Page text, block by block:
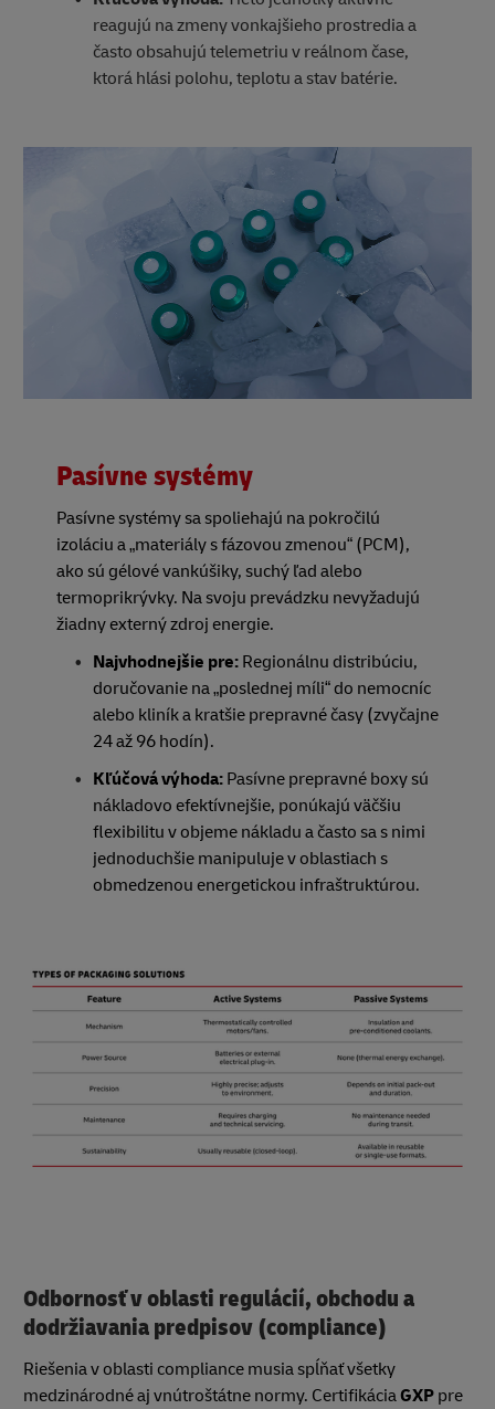
reagujú na zmeny vonkajšieho prostredia a
často obsahujú telemetriu v reálnom čase,
ktorá hlási polohu, teplotu a stav batérie.
Pasívne systémy
Pasívne systémy sa spoliehajú na pokročilú
izoláciu a „materiály s fázovou zmenou“ (PCM),
ako sú gélové vankúšiky, suchý ľad alebo
termoprikrývky. Na svoju prevádzku nevyžadujú
žiadny externý zdroj energie.
Najvhodnejšie pre:Regionálnu distribúciu,
doručovanie na „poslednej míli“ do nemocníc
alebo kliník a kratšie prepravné časy (zvyčajne
24 až 96 hodín).
Kľúčová výhoda:Pasívne prepravné boxy sú
nákladovo efektívnejšie, ponúkajú väčšiu
flexibilitu v objeme nákladu a často sa s nimi
jednoduchšie manipuluje v oblastiach s
obmedzenou energetickou infraštruktúrou.
Odbornosť v oblasti regulácií, obchodu a
dodržiavania predpisov (compliance)
Riešenia v oblasti compliance musia spĺňať všetky
medzinárodné aj vnútroštátne normy. CertifikáciaGXP pre